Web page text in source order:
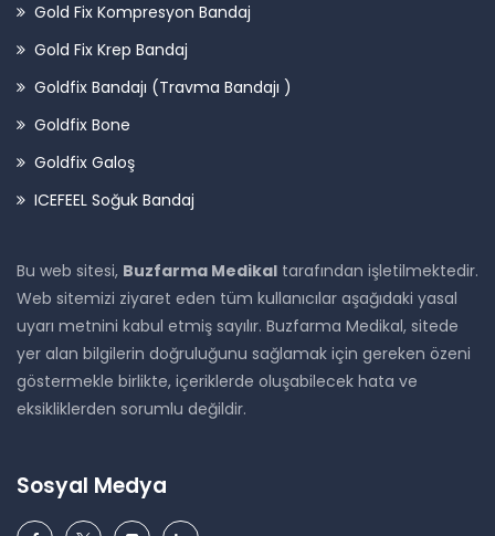
Gold Fix Kompresyon Bandaj
Gold Fix Krep Bandaj
Goldfix Bandajı (Travma Bandajı )
Goldfix Bone
Goldfix Galoş
ICEFEEL Soğuk Bandaj
Bu web sitesi, Buzfarma Medikal tarafından işletilmektedir.
Web sitemizi ziyaret eden tüm kullanıcılar aşağıdaki yasal
uyarı metnini kabul etmiş sayılır. Buzfarma Medikal, sitede
yer alan bilgilerin doğruluğunu sağlamak için gereken özeni
göstermekle birlikte, içeriklerde oluşabilecek hata ve
eksikliklerden sorumlu değildir.
Sosyal Medya